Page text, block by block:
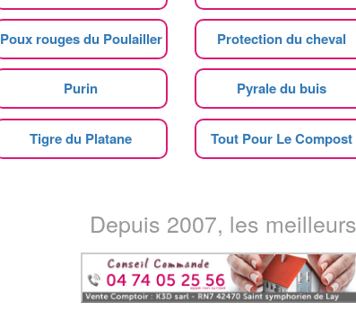
Poux rouges du Poulailler Protection du cheval
Purin Pyrale du buis
Tigre du Platane Tout Pour Le Compost
Depuis 2007, les